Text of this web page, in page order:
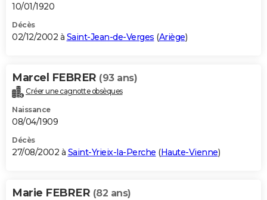
10/01/1920
Décès
02/12/2002 à Saint-Jean-de-Verges (Ariège)
Marcel FEBRER (93 ans)
Créer une cagnotte obsèques
Naissance
08/04/1909
Décès
27/08/2002 à Saint-Yrieix-la-Perche (Haute-Vienne)
Marie FEBRER (82 ans)